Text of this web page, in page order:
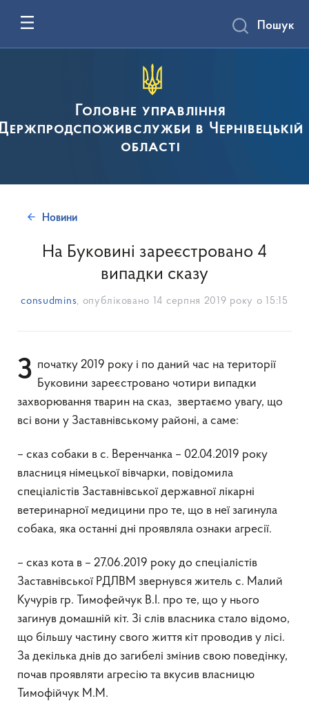
Головне управління
в Чернівецькій
області
Пошук
Новини
На Буковині зареєстровано 4
випадки сказу
consudmins, опубліковано 14 серпня 2019 року о 15:15
З початку 2019 року і по даний час на території Буковини зареєстровано чотири випадки
захворювання тварин на сказ, звертаємо увагу, що
всі вони у Заставнівському районі, а саме:
– сказ собаки в с. Веренчанка – 02.04.2019 року
власниця німецької вівчарки, повідомила
спеціалістів Заставнівської державної лікарні
ветеринарної медицини про те, що в неї загинула
собака, яка останні дні проявляла ознаки агресії.
– сказ кота в – 27.06.2019 року до спеціалістів
Заставнівської РДЛВМ звернувся житель с. Малий
Кучурів гр. Тимофейчук В.І. про те, що у нього
загинув домашній кіт. Зі слів власника стало відомо,
що більшу частину свого життя кіт проводив у лісі.
За декілька днів до загибелі змінив свою поведінку,
почав проявляти агресію та вкусив власницю
Тимофійчук М.М.